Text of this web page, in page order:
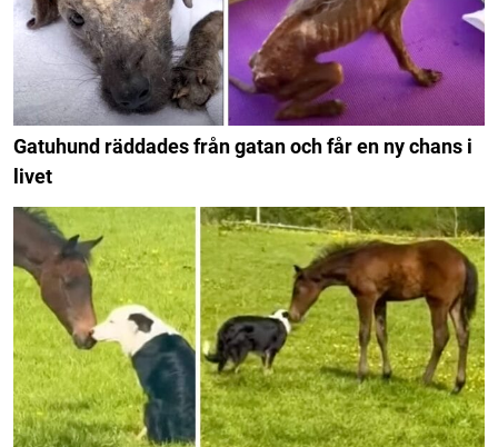
Gatuhund räddades från gatan och får en ny chans i
livet